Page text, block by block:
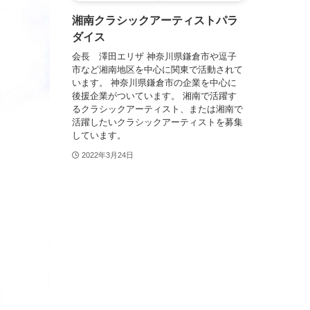
湘南クラシックアーティストパラ
ダイス
会長 澤田エリザ 神奈川県鎌倉市や逗子
市など湘南地区を中心に関東で活動されて
います。 神奈川県鎌倉市の企業を中心に
後援企業がついています。 湘南で活躍す
るクラシックアーティスト、または湘南で
活躍したいクラシックアーティストを募集
しています。
2022年3月24日